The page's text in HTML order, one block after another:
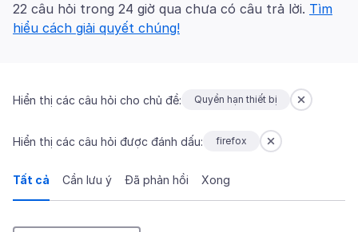
22 câu hỏi trong 24 giờ qua chưa có câu trả lời. Tìm
hiểu cách giải quyết chúng!
Hiển thị các câu hỏi cho chủ đề: Quyền hạn thiết bị
Hiển thị các câu hỏi được đánh dấu: firefox
Tất cả Cần lưu ý Đã phản hồi Xong